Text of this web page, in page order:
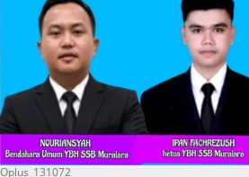
Oplus_131072